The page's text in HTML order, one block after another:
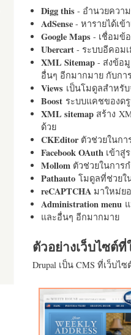
Digg this- อำนวยความ
AdSense- หารายได้เข้
Google Maps- เชื่อมข้อ
Ubercart- ระบบอีคอม
XML Sitemap- ส่งข้อมู
อื่นๆ อีกมากมาย กับก
Views เป็นโมดูลสำหรั
Boost ระบบแคชของด
XML sitemapสร้าง
ด้วย
CKEditorตัวช่วยในกา
Facebook OAuth เข้าสู่
Mollom ตัวช่วยในการ
Pathautoโมดูลที่ช่วยใ
reCAPTCHA มาใหม่ย
Administration menu
และอื่นๆ อีกมากมาย
ตัวอย่างเว็บไซต์
Drupal เป็น CMS ที่เว็บไ